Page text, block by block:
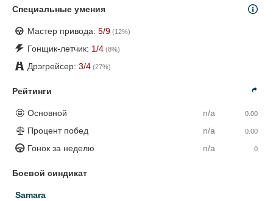
Специальные умения
Мастер привода: 5/9 (12%)
Гонщик-летчик: 1/4 (8%)
Дрэгрейсер: 3/4 (27%)
Рейтинги
Основной n/a 0.00
Процент побед n/a 0.00
Гонок за неделю n/a 0
Боевой синдикат
Samara